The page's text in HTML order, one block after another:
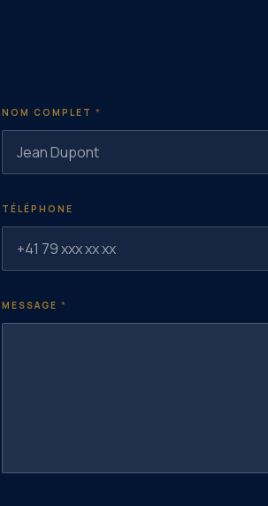
NOM COMPLET *
TÉLÉPHONE
MESSAGE *